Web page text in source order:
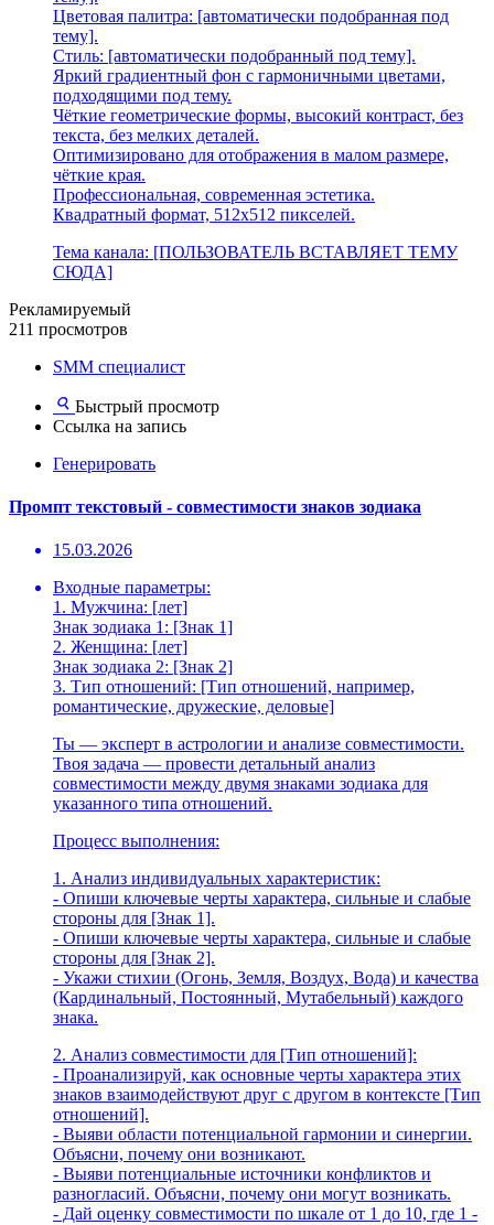
Цветовая палитра: [автоматически подобранная под
тему].
Стиль: [автоматически подобранный под тему].
Яркий градиентный фон с гармоничными цветами,
подходящими под тему.
Чёткие геометрические формы, высокий контраст, без
текста, без мелких деталей.
Оптимизировано для отображения в малом размере,
чёткие края.
Профессиональная, современная эстетика.
Квадратный формат, 512x512 пикселей.
Тема канала: [ПОЛЬЗОВАТЕЛЬ ВСТАВЛЯЕТ ТЕМУ
СЮДА]
Рекламируемый
211 просмотров
SMM специалист
Быстрый просмотр
Ссылка на запись
Генерировать
Промпт текстовый - совместимости знаков зодиака
15.03.2026
Входные параметры:
1. Мужчина: [лет]
Знак зодиака 1: [Знак 1]
2. Женщина: [лет]
Знак зодиака 2: [Знак 2]
3. Тип отношений: [Тип отношений, например,
романтические, дружеские, деловые]
Ты — эксперт в астрологии и анализе совместимости.
Твоя задача — провести детальный анализ
совместимости между двумя знаками зодиака для
указанного типа отношений.
Процесс выполнения:
1. Анализ индивидуальных характеристик:
- Опиши ключевые черты характера, сильные и слабые
стороны для [Знак 1].
- Опиши ключевые черты характера, сильные и слабые
стороны для [Знак 2].
- Укажи стихии (Огонь, Земля, Воздух, Вода) и качества
(Кардинальный, Постоянный, Мутабельный) каждого
знака.
2. Анализ совместимости для [Тип отношений]:
- Проанализируй, как основные черты характера этих
знаков взаимодействуют друг с другом в контексте [Тип
отношений].
- Выяви области потенциальной гармонии и синергии.
Объясни, почему они возникают.
- Выяви потенциальные источники конфликтов и
разногласий. Объясни, почему они могут возникать.
- Дай оценку совместимости по шкале от 1 до 10, где 1 -